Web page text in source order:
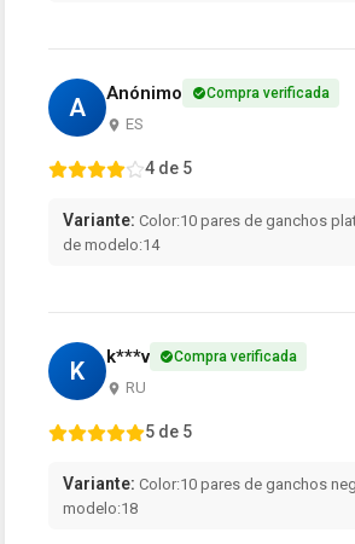
A Anónimo Compra verificada
ES
4 de 5
Variante: Color:10 pares de ganchos
de modelo:14
K k***v Compra verificada
RU
5 de 5
Variante: Color:10 pares de ganchos
modelo:18